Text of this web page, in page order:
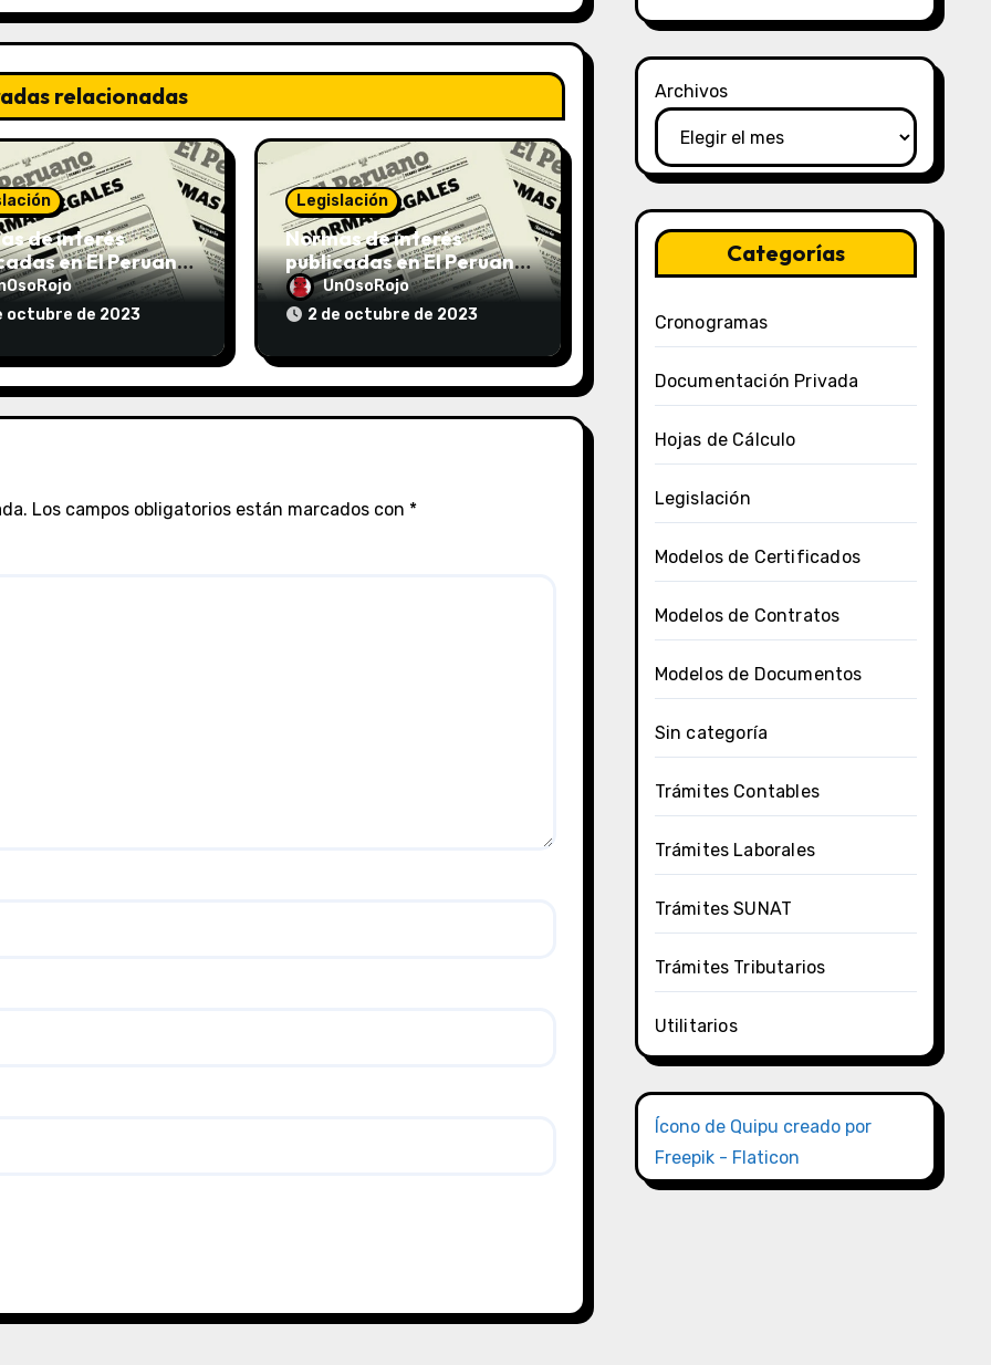
relacionadas
de interés
en El Peruano
2023
octubre de 2023
Legislación
Normas de interés
publicadas en El Peruano
el 02/10/2023
UnOsoRojo
2 de octubre de 2023
Los campos obligatorios están marcados con *
Archivos
Categorías
Cronogramas
Documentación Privada
Hojas de Cálculo
Legislación
Modelos de Certificados
Modelos de Contratos
Modelos de Documentos
Sin categoría
Trámites Contables
Trámites Laborales
Trámites SUNAT
Trámites Tributarios
Utilitarios
Ícono de Quipu creado por
Freepik - Flaticon